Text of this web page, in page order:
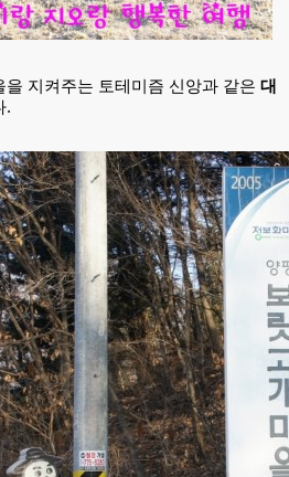
을 지켜주는 토테미즘 신앙과 같은 대
.